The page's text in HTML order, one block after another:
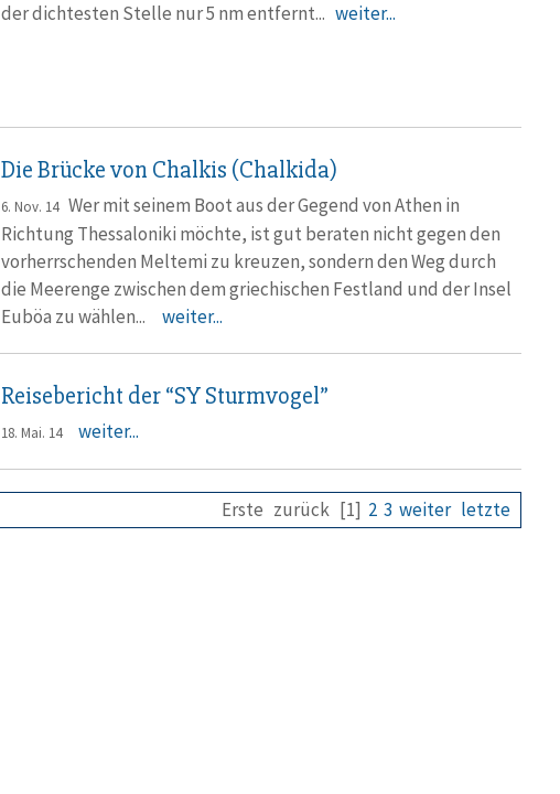
der dichtesten Stelle nur 5 nm entfernt... weiter...
Die Brücke von Chalkis (Chalkida)
6. Nov. 14Wer mit seinem Boot aus der Gegend von Athen in
Richtung Thessaloniki möchte, ist gut beraten nicht gegen den
vorherrschenden Meltemi zu kreuzen, sondern den Weg durch
die Meerenge zwischen dem griechischen Festland und der Insel
Euböa zu wählen... weiter...
Reisebericht der “SY Sturmvogel”
18. Mai. 14 weiter...
Erste zurück [1] 2 3 weiter letzte